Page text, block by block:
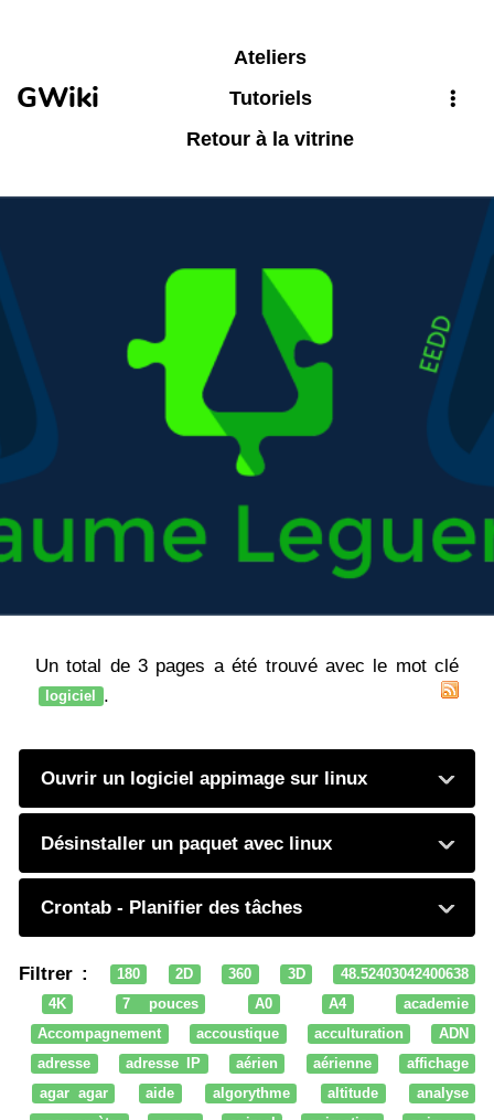
GWiki
Ateliers
Tutoriels
Retour à la vitrine
Un total de 3 pages a été trouvé avec le mot clé
logiciel .
Ouvrir un logiciel appimage sur linux
Désinstaller un paquet avec linux
Crontab - Planifier des tâches
Filtrer : 180 2D 360 3D
48.52403042400638
4K
7 pouces A0 A4
academie
Accompagnement
accoustique acculturation
ADN
adresse
adresse IP aérien aérienne
affichage
agar agar
aide algorythme altitude
analyse